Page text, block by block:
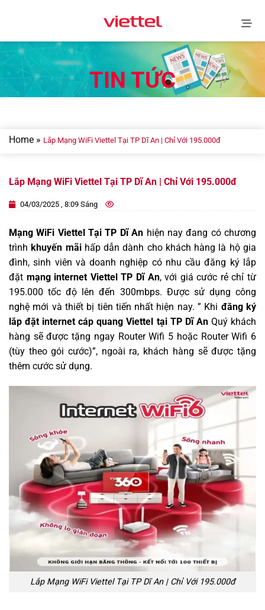
TIN TỨC
Home » Lắp Mạng WiFi Viettel Tại TP Dĩ An | Chỉ Với 195.000đ
Lắp Mạng WiFi Viettel Tại TP Dĩ An | Chỉ Với 195.000đ
04/03/2025 , 8:09 Sáng
Mạng WiFi Viettel Tại TP Dĩ An hiện nay đang có chương
trìnhkhuyến mãi hấp dẫn dành cho khách hàng là hộ gia
đình, sinh viên và doanh nghiệp có nhu cầu đăng ký lắp
đặt mạng internet Viettel TP Dĩ An, với giá cước rẻ chỉ từ
195.000 tốc độ lên đến 300mbps. Được sử dụng công
nghệ mới và thiết bị tiên tiến nhất hiện nay. ” Khi đăng ký
lắp đặt internet cáp quang Viettel tại TP Dĩ AnQuý khách
hàng sẽ được tặng ngay Router Wifi 5 hoặc Router Wifi 6
(tùy theo gói cước)”, ngoài ra, khách hàng sẽ được tặng
thêm cước sử dụng.
Lắp Mạng WiFi Viettel Tại TP Dĩ An | Chỉ Với 195.000đ